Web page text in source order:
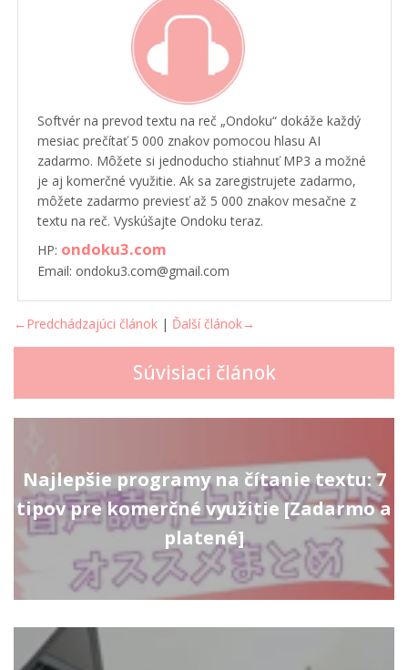
Softvér na prevod textu na reč „Ondoku“ dokáže každý
mesiac prečítať 5 000 znakov pomocou hlasu AI
zadarmo. Môžete si jednoducho stiahnuť MP3 a možné
je aj komerčné využitie. Ak sa zaregistrujete zadarmo,
môžete zadarmo previesť až 5 000 znakov mesačne z
textu na reč. Vyskúšajte Ondoku teraz.
HP: ondoku3.com
Email: ondoku3.com@gmail.com
←Predchádzajúci článok | Ďalší článok→
Súvisiaci článok
Najlepšie programy na čítanie textu: 7
tipov pre komerčné využitie [Zadarmo a
platené]